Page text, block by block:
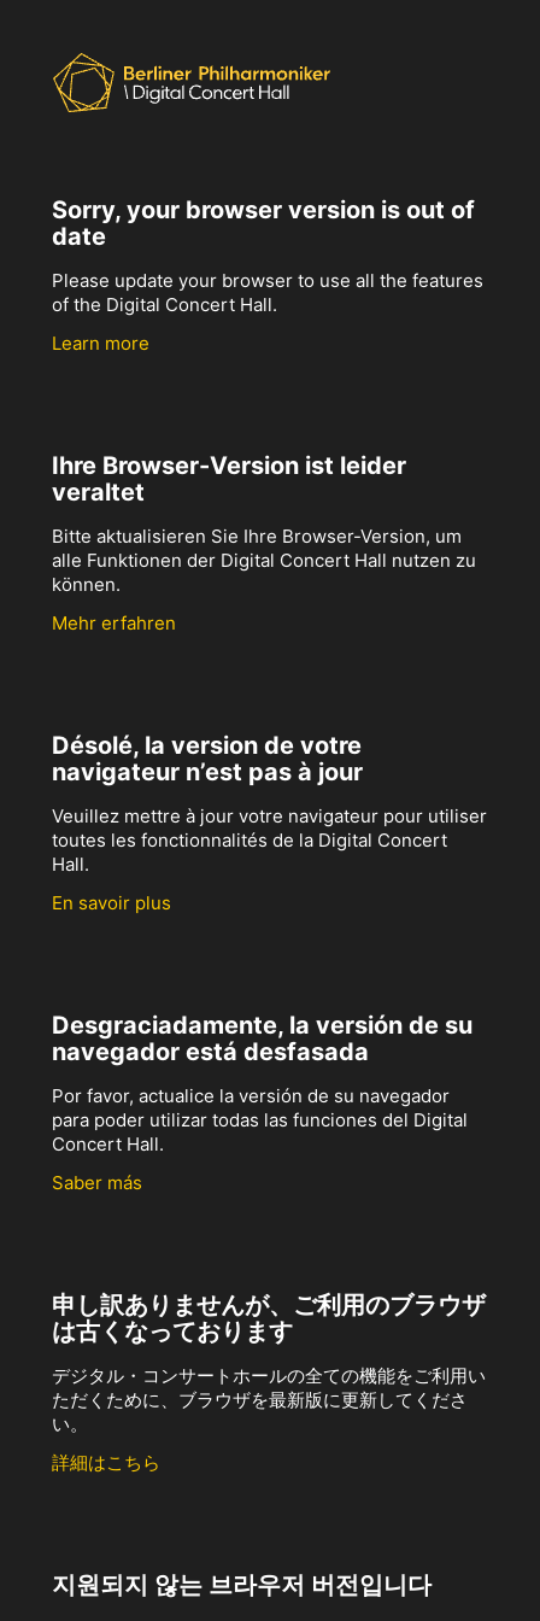
Sorry, your browser version is out of
date
Please update your browser to use all the features
of the Digital Concert Hall.
Learn more
Ihre Browser-Version ist leider
veraltet
Bitte aktualisieren Sie Ihre Browser-Version, um
alle Funktionen der Digital Concert Hall nutzen zu
können.
Mehr erfahren
Désolé, la version de votre
navigateur n’est pas à jour
Veuillez mettre à jour votre navigateur pour utiliser
toutes les fonctionnalités de la Digital Concert
Hall.
En savoir plus
Desgraciadamente, la versión de su
navegador está desfasada
Por favor, actualice la versión de su navegador
para poder utilizar todas las funciones del Digital
Concert Hall.
Saber más
申し訳ありませんが、ご利用のブラウザ
は古くなっております
デジタル・コンサートホールの全ての機能をご利用い
ただくために、ブラウザを最新版に更新してくださ
い。
詳細はこちら
지원되지 않는 브라우저 버전입니다